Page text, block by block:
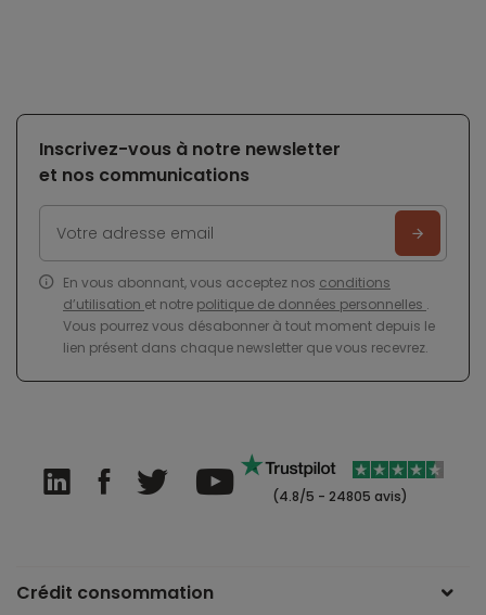
Inscrivez-vous à notre newsletter
et nos communications
En vous abonnant, vous acceptez nos conditions
d’utilisation et notre politique de données personnelles .
Vous pourrez vous désabonner à tout moment depuis le
lien présent dans chaque newsletter que vous recevrez.
(4.8/5 - 24805 avis)
Crédit consommation